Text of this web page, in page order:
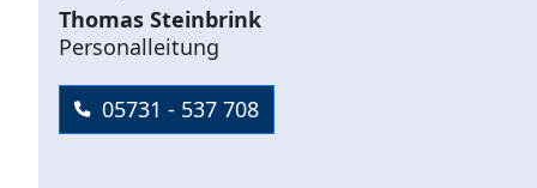
Thomas Steinbrink
Personalleitung
05731 - 537 708